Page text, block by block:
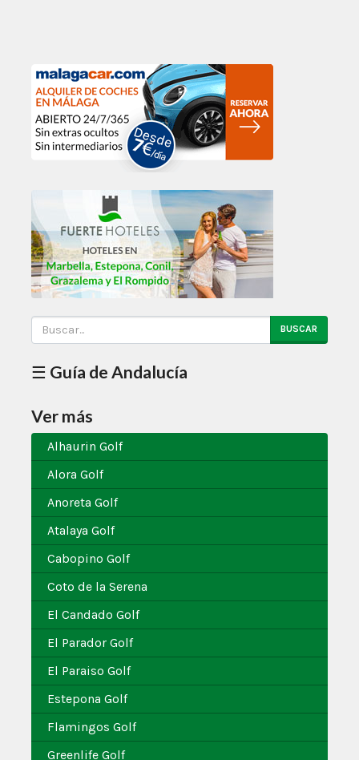
BUSCAR
☰ Guía de Andalucía
Ver más
Alhaurin Golf
Alora Golf
Anoreta Golf
Atalaya Golf
Cabopino Golf
Coto de la Serena
El Candado Golf
El Parador Golf
El Paraiso Golf
Estepona Golf
Flamingos Golf
Greenlife Golf